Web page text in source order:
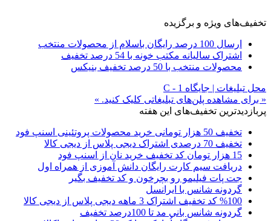
تخفیف‌های ویژه و برگزیده
ارسال 100 درصد رایگان باسلام از محصولات منتخب
اشتراک سالیانه مکتب خونه با 54 درصد تخفیف
محصولات منتخب با 50 درصد تخفیف بنیکس
محل تبلیغات | جایگاه C - 1
« برای مشاهده پلن‌های تبلیغاتی کلیک کنید. »
پربازدیدترین تخفیف‌های این هفته
تخفیف 50 هزار تومانی خرید محصولات پروتئینی اسنپ فود
تخفیف 70 درصدی اشتراک دیجی پلاس از دیجی کالا
15 هزار تومان کد تخفیف خرید نان از اسنپ فود
دریافت سیم کارت رایگان دانش آموزی از همراه اول
جت پات فیلیمو رو بچرخون و کد تخفیف بگیر
گردونه شانس با ایرانسل
%100 کد تخفیف اشتراک 3 ماهه دیجی پلاس از دیجی کالا
گردونه شانس بانی مد تا 100درصد تخفیف